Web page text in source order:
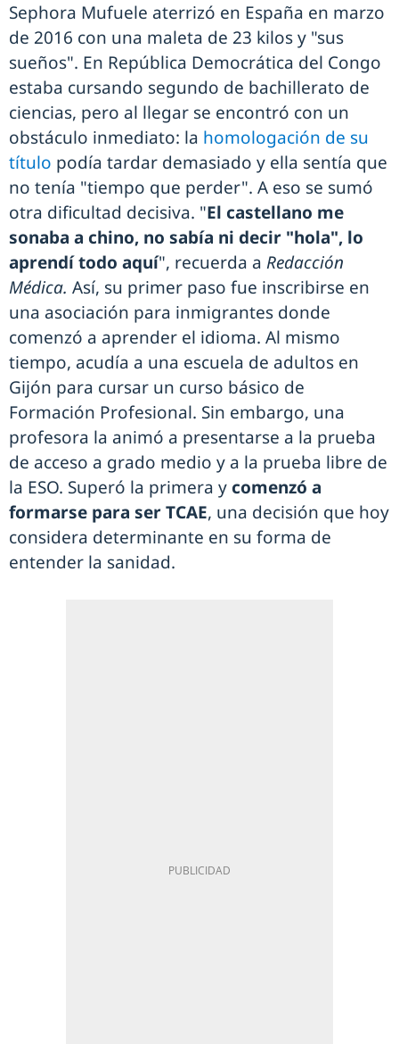
Sephora Mufuele aterrizó en España en marzo
de 2016 con una maleta de 23 kilos y "sus
sueños". En República Democrática del Congo
estaba cursando segundo de bachillerato de
ciencias, pero al llegar se encontró con un
obstáculo inmediato: la homologación de su
título podía tardar demasiado y ella sentía que
no tenía "tiempo que perder". A eso se sumó
otra dificultad decisiva. "El castellano me
sonaba a chino, no sabía ni decir "hola", lo
aprendí todo aquí", recuerda a Redacción
Médica. Así, su primer paso fue inscribirse en
una asociación para inmigrantes donde
comenzó a aprender el idioma. Al mismo
tiempo, acudía a una escuela de adultos en
Gijón para cursar un curso básico de
Formación Profesional. Sin embargo, una
profesora la animó a presentarse a la prueba
de acceso a grado medio y a la prueba libre de
la ESO. Superó la primera y comenzó a
formarse para ser TCAE, una decisión que hoy
considera determinante en su forma de
entender la sanidad.